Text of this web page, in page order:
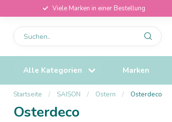
Viele Marken in einer Bestellung
Alle Kategorien Marken
Startseite / SAISON / Ostern / Osterdeco
Osterdeco